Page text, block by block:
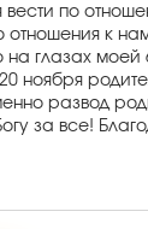
вести по
отношения к
глазах
ноября
развод
за все!